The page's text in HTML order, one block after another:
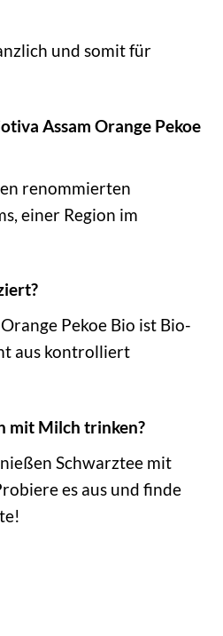
und somit für
Assam Orange Pekoe
renommierten
einer Region im
Pekoe Bio ist Bio-
aus kontrolliert
mit Milch trinken?
Schwarztee mit
es aus und finde